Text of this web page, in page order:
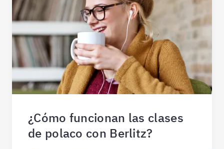
¿Cómo funcionan las clases
de polaco con Berlitz?